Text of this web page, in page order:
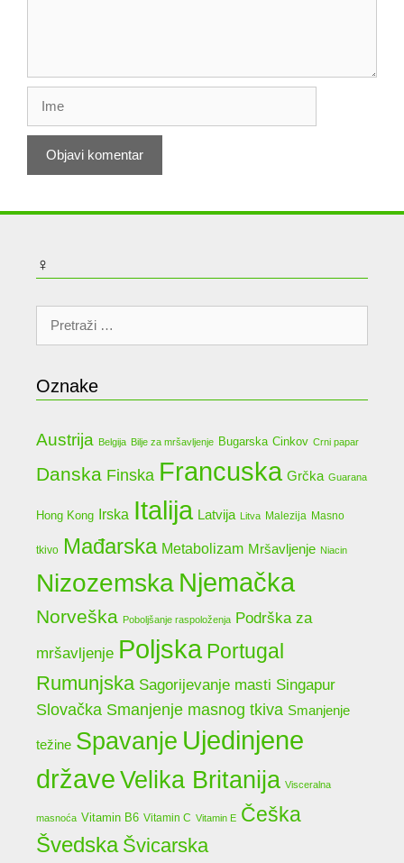
♀
Pretraži:
Oznake
Austrija Belgija Bilje za mršavljenje Bugarska Cinkov Crni papar
Danska Finska Francuska Grčka Guarana
Hong Kong Irska Italija Latvija Litva Malezija Masno
tkivo Mađarska Metabolizam Mršavljenje Niacin
Nizozemska Njemačka
Norveška Poboljšanje raspoloženja Podrška za
mršavljenje Poljska Portugal
Rumunjska Sagorijevanje masti Singapur
Slovačka Smanjenje masnog tkiva Smanjenje
težine Spavanje Ujedinjene
državeVelika Britanija Visceralna
masnoća Vitamin B6 Vitamin C Vitamin E Češka
Švedska Švicarska